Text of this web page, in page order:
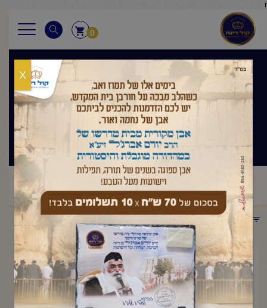
r
0
בגובה העיניים
הלכה ותניא יומי
ראשי שיעורי החיד"א/בגובה העיניים הלכה ותניא יומי
החיד"א-תניא יומי ובגובה העיניים-י"א טבת תשפ"ו
תפריט קטגוריות
החיד"א-תניא יומי ובגובה
העיניים-י"א טבת תשפ"ו
ינואר 12, 2026
X